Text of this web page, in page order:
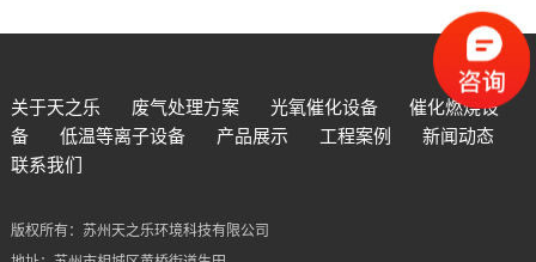
关于天之乐 废气处理方案 光氧催化设备
催化燃烧设
备
低温等离子设备 产品展示 工程案例
新闻动态
联系我们
版权所有：苏州天之乐环境科技有限公司